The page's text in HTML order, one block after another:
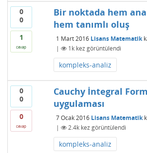
0
0
1
cevap
Bir noktada hem
hem tanımlı oluş
1 Mart 2016 Lisans Matematik
|
1kkez görüntülendi
kompleks-analiz
0
0
0
cevap
Cauchy İntegral
uygulaması
7 Ocak 2016 Lisans Matematik
|
2.4kkez görüntülendi
kompleks-analiz